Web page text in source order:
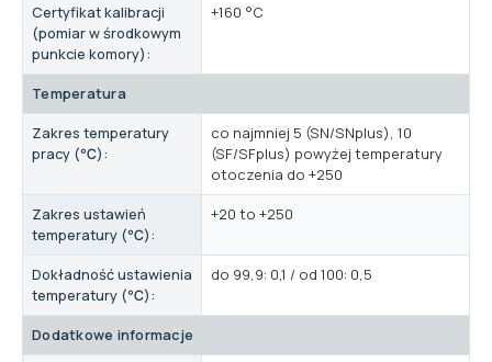
Certyfikat kalibracji
(pomiar w środkowym
punkcie komory):
+160 °C
Temperatura
Zakres temperatury
pracy (℃):
co najmniej 5 (SN/SNplus), 10
(SF/SFplus) powyżej temperatury
otoczenia do +250
Zakres ustawień
temperatury (℃):
+20 to +250
Dokładność ustawienia
temperatury (℃):
do 99,9: 0,1 / od 100: 0,5
Dodatkowe informacje